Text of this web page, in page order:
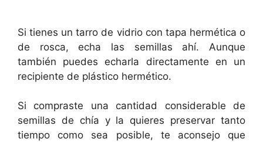
Si tienes un tarro de vidrio con tapa hermética o
de rosca, echa las semillas ahí. Aunque
también puedes echarla directamente en un
recipiente de plástico hermético.
Si compraste una cantidad considerable de
semillas de chía y la quieres preservar tanto
tiempo como sea posible, te aconsejo que